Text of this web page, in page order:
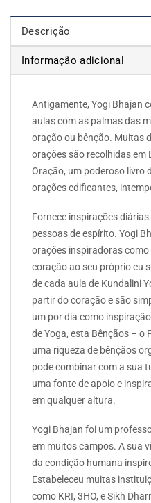
Descrição
Informação adicional
Antigamente, Yogi Bhajan
aulas com as palmas das
oração ou bênção. Muitas
orações são recolhidas em
Oração, um poderoso livro
orações edificantes,
Fornece inspirações
pessoas de espírito. Yogi
orações inspiradoras
coração ao seu próprio eu
de cada aula de Kundalini
partir do coração e são
um por dia como
de Yoga, esta Bênçãos – o
uma riqueza de bênçãos
pode combinar com a sua
uma fonte de apoio e
em qualquer altura.
Yogi Bhajan foi um
em muitos campos. A sua
da condição humana
Estabeleceu muitas
como KRI, 3HO, e Sikh